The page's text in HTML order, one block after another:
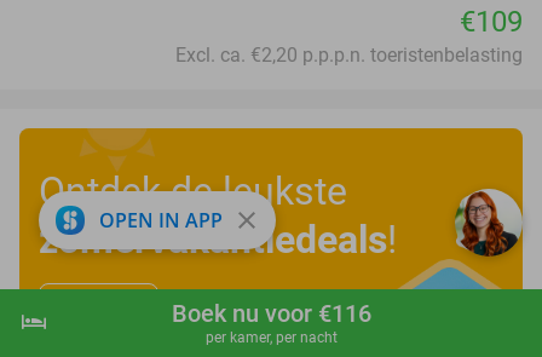
shopping_cart Boek nu
hotel Boek nu voor €116
per kamer, per nacht
€109
Excl. ca. €2,20 p.p.p.n. toeristenbelasting
Ontdek de leukste
zomervakantiedeals!
OPEN IN APP close